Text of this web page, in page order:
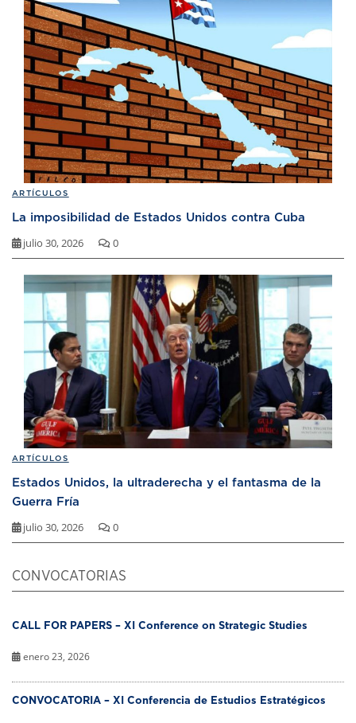
ARTÍCULOS
La imposibilidad de Estados Unidos contra Cuba
julio 30, 2026 0
ARTÍCULOS
Estados Unidos, la ultraderecha y el fantasma de la
Guerra Fría
julio 30, 2026 0
CONVOCATORIAS
CALL FOR PAPERS – XI Conference on Strategic Studies
enero 23, 2026
CONVOCATORIA – XI Conferencia de Estudios Estratégicos